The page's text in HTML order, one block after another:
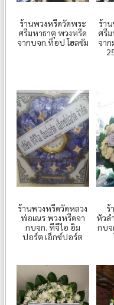
ร้านพวงหรีดวัดพระ
ศรีมหาธาตุ พวงหรีด
จากบจก.ท็อป โฮลซัม
ร้า
ศรี
จาก
ร้านพวงหรีดวัดหลวง
พ่อเณร พวงหรีดจา
กบจก. ทีจีไอ อิม
ปอร์ต เอ็กซ์ปอร์ต
ร้
หัวล
กบจ